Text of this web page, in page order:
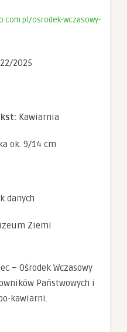
osrodek-wczasowy-
2025
Kawiarnia
ok. 9/14 cm
danych
Ziemi
– Ośrodek Wczasowy
Państwowych i
kawiarni.